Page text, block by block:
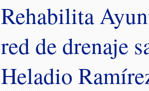
Rehabilita
red de drenaje
Heladio